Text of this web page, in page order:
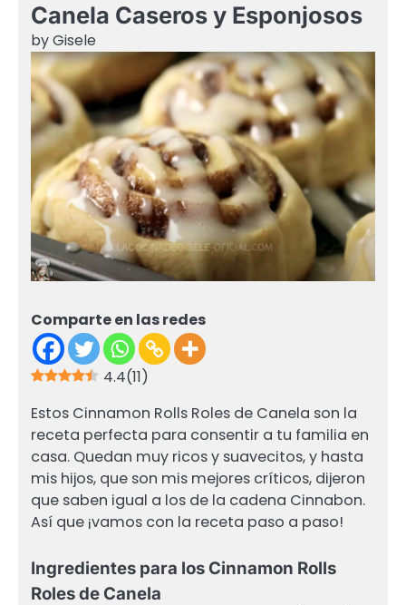
Canela Caseros y Esponjosos
byGisele
Comparte en las redes
4.4(11)
Estos Cinnamon Rolls Roles de Canela son la
receta perfecta para consentir a tu familia en
casa. Quedan muy ricos y suavecitos, y hasta
mis hijos, que son mis mejores críticos, dijeron
que saben igual a los de la cadena Cinnabon.
Así que ¡vamos con la receta paso a paso!
Ingredientes para los Cinnamon Rolls
Roles de Canela